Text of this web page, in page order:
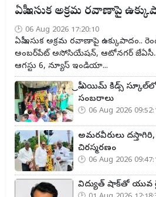
ఏపీ ఇసుక అక్రమ రవాణాపై
06 Aug 2026 17:20:10
ఏపీ ఇసుక అక్రమ రవాణాపై ఉక్కుపాదం..
అంబర్‌పేట్ అసోసియేషన్, ఆటోనగర్ జేఏసీ..
ఆగస్టు 6, న్యూస్ ఇండియా...
ప్రీ ఎయిమ్ కిడ్స్
సంబరాలు
06 Aug 2026
అమరవీరులు
చిరస్మరణం
06 Aug 2026
విద్యుత్ షాక్‌తో యువ